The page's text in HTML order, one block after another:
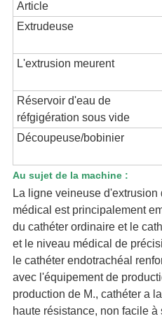
Article
Extrudeuse
L'extrusion meurent
Réservoir d'eau de
réfgigération sous vide
Découpeuse/bobinier
Au sujet de la machine :
La ligne veineuse d'extrusion
médical est principalement
du cathéter ordinaire et le
et le niveau médical de
le cathéter endotrachéal
avec l'équipement de
production de M., cathéter a
haute résistance, non facile